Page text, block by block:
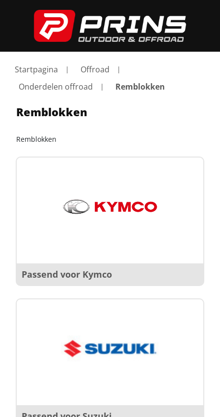
Startpagina
Offroad
Onderdelen offroad
Remblokken
Remblokken
Remblokken
Passend voor Kymco